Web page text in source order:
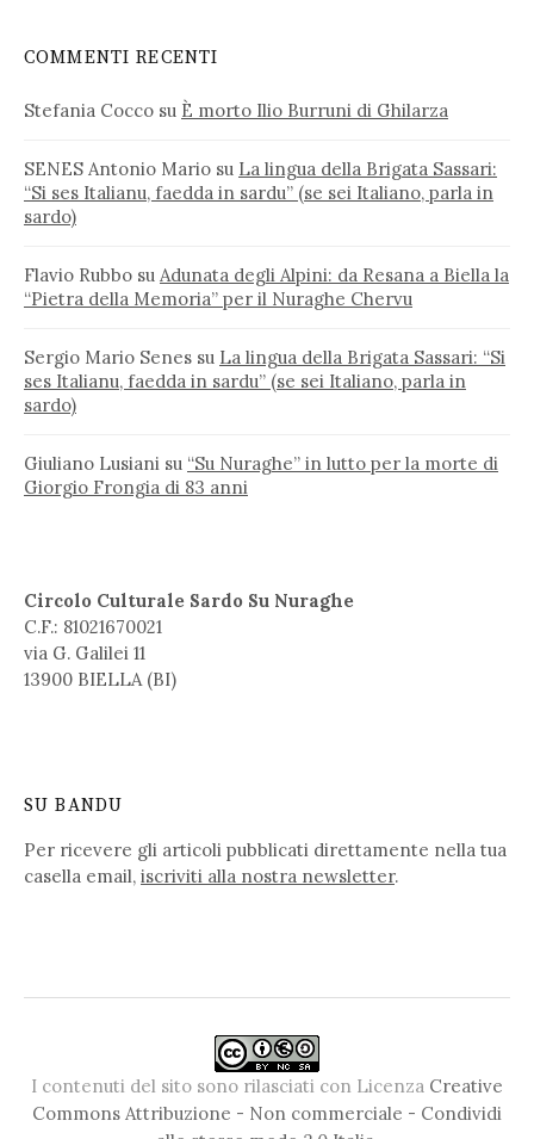
COMMENTI RECENTI
Stefania Cocco su È morto Ilio Burruni di Ghilarza
SENES Antonio Mario su La lingua della Brigata Sassari:
“Si ses Italianu, faedda in sardu” (se sei Italiano, parla in
sardo)
Flavio Rubbo su Adunata degli Alpini: da Resana a Biella la
“Pietra della Memoria” per il Nuraghe Chervu
Sergio Mario Senes su La lingua della Brigata Sassari: “Si
ses Italianu, faedda in sardu” (se sei Italiano, parla in
sardo)
Giuliano Lusiani su “Su Nuraghe” in lutto per la morte di
Giorgio Frongia di 83 anni
Circolo Culturale Sardo Su Nuraghe
C.F.: 81021670021
via G. Galilei 11
13900 BIELLA (BI)
SU BANDU
Per ricevere gli articoli pubblicati direttamente nella tua
casella email, iscriviti alla nostra newsletter.
I contenuti del sito sono rilasciati con Licenza Creative
Commons Attribuzione - Non commerciale - Condividi